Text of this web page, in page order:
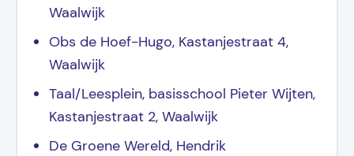
Waalwijk
Obs de Hoef-Hugo, Kastanjestraat 4,
Waalwijk
Taal/Leesplein, basisschool Pieter Wijten,
Kastanjestraat 2, Waalwijk
De Groene Wereld, Hendrik